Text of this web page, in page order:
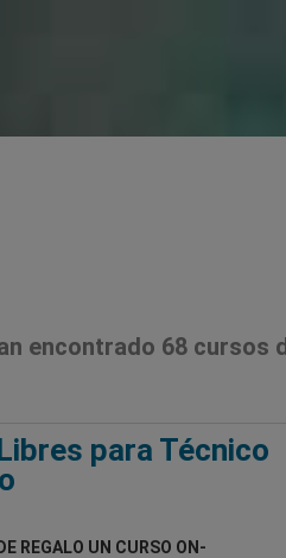
encontrado 68 cursos
para Técnico
REGALO UN CURSO ON-